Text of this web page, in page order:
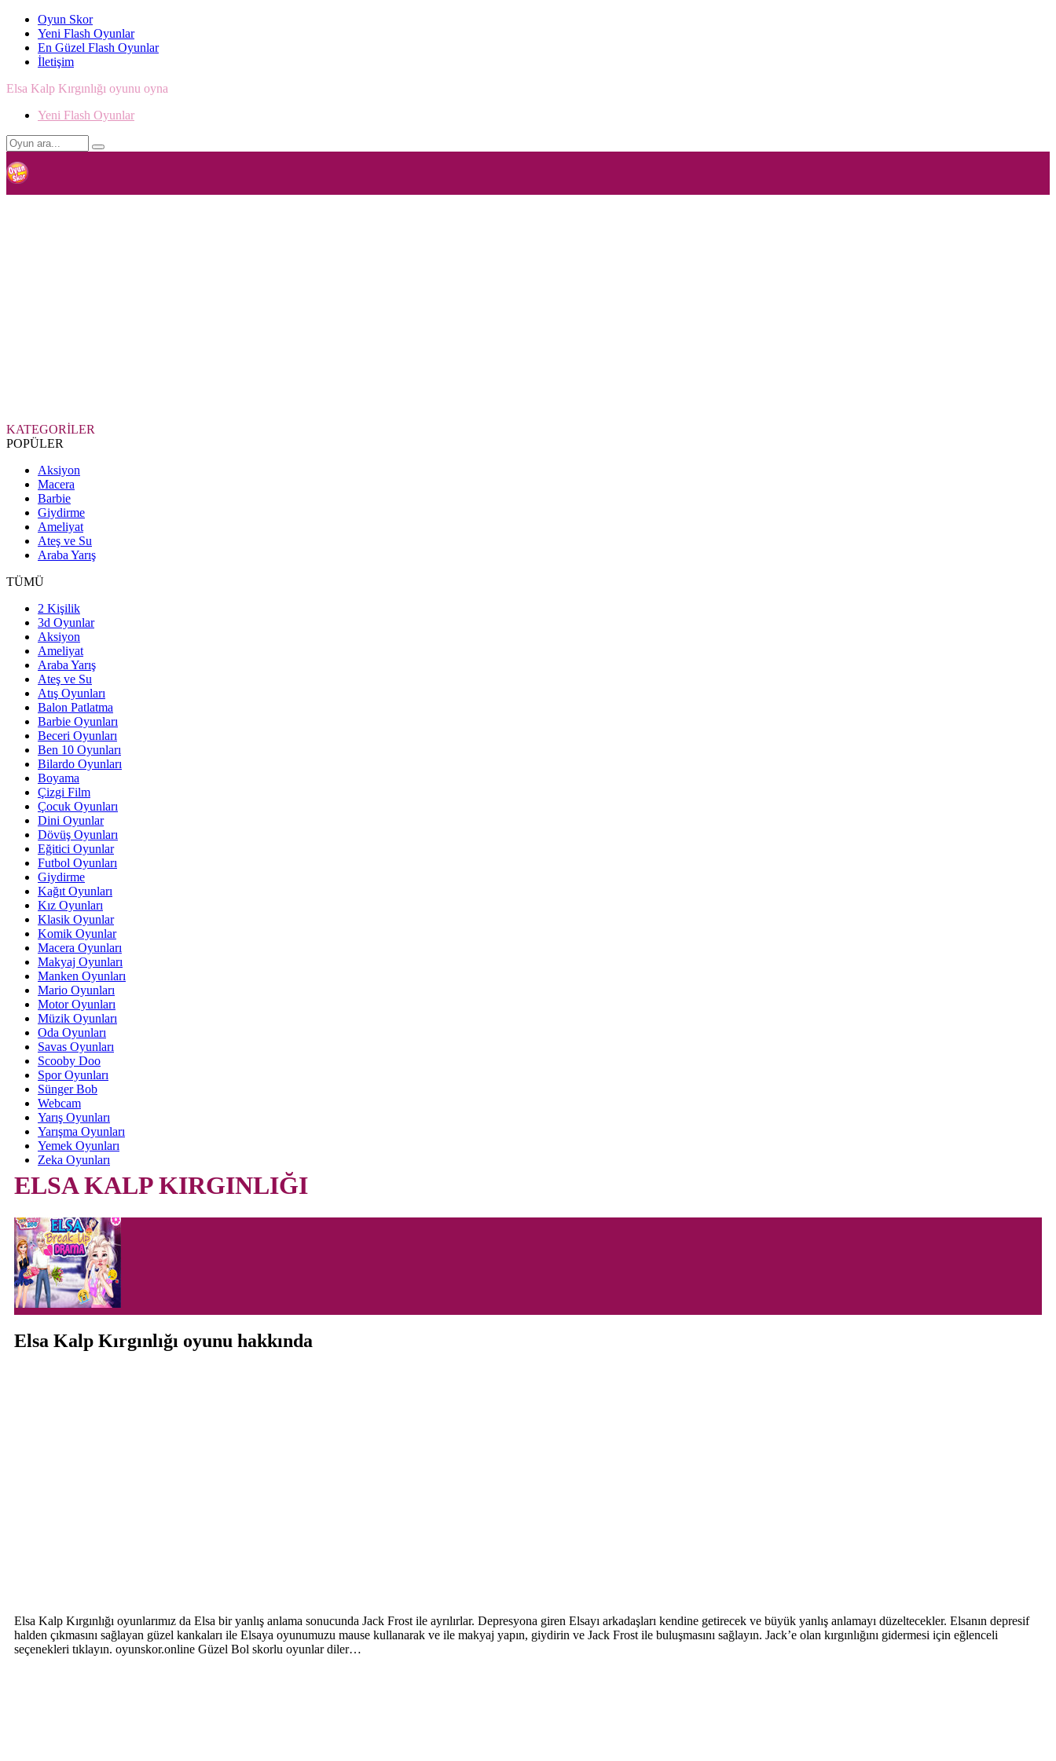
Oyun Skor
Yeni Flash Oyunlar
En Güzel Flash Oyunlar
İletişim
Elsa Kalp Kırgınlığı oyunu oyna
Yeni Flash Oyunlar
KATEGORİLER
POPÜLER
Aksiyon
Macera
Barbie
Giydirme
Ameliyat
Ateş ve Su
Araba Yarış
TÜMÜ
2 Kişilik
3d Oyunlar
Aksiyon
Ameliyat
Araba Yarış
Ateş ve Su
Atış Oyunları
Balon Patlatma
Barbie Oyunları
Beceri Oyunları
Ben 10 Oyunları
Bilardo Oyunları
Boyama
Çizgi Film
Çocuk Oyunları
Dini Oyunlar
Dövüş Oyunları
Eğitici Oyunlar
Futbol Oyunları
Giydirme
Kağıt Oyunları
Kız Oyunları
Klasik Oyunlar
Komik Oyunlar
Macera Oyunları
Makyaj Oyunları
Manken Oyunları
Mario Oyunları
Motor Oyunları
Müzik Oyunları
Oda Oyunları
Savas Oyunları
Scooby Doo
Spor Oyunları
Sünger Bob
Webcam
Yarış Oyunları
Yarışma Oyunları
Yemek Oyunları
Zeka Oyunları
ELSA KALP KIRGINLIĞI
Elsa Kalp Kırgınlığı oyunu hakkında
Elsa Kalp Kırgınlığı oyunlarımız da Elsa bir yanlış anlama sonucunda Jack Frost ile ayrılırlar. Depresyona giren Elsayı arkadaşları kendine getirecek ve büyük yanlış anlamayı düzeltecekler. Elsanın depresif
halden çıkmasını sağlayan güzel kankaları ile Elsaya oyunumuzu mause kullanarak ve ile makyaj yapın, giydirin ve Jack Frost ile buluşmasını sağlayın. Jack’e olan kırgınlığını gidermesi için eğlenceli
seçenekleri tıklayın. oyunskor.online Güzel Bol skorlu oyunlar diler…